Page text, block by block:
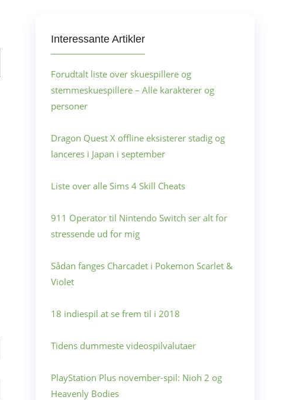
Interessante Artikler
Forudtalt liste over skuespillere og
stemmeskuespillere – Alle karakterer og
personer
Dragon Quest X offline eksisterer stadig og
lanceres i Japan i september
Liste over alle Sims 4 Skill Cheats
911 Operator til Nintendo Switch ser alt for
stressende ud for mig
Sådan fanges Charcadet i Pokemon Scarlet &
Violet
18 indiespil at se frem til i 2018
Tidens dummeste videospilvalutaer
PlayStation Plus november-spil: Nioh 2 og
Heavenly Bodies